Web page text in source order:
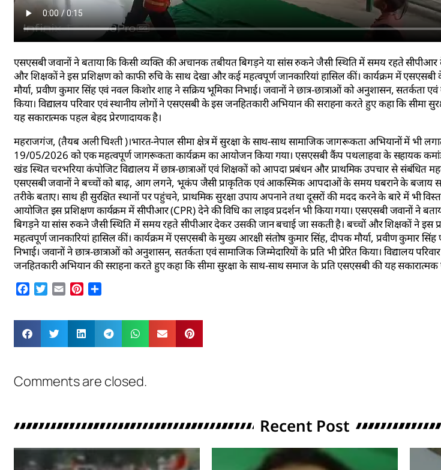
एसएसबी जवानों ने बताया कि किसी व्यक्ति की अचानक तबीयत बिगड़ने या सांस रुकने जैसी स्थिति में समय रहते
और शिक्षकों ने इस प्रशिक्षण को काफी रुचि के साथ देखा और कई महत्वपूर्ण जानकारियां हासिल कीं। कार्यक्रम में
मौर्या, प्रवीण कुमार सिंह एवं नवल किशोर शाह ने सक्रिय भूमिका निभाई। जवानों ने छात्र-छात्राओं को अनुशासन, सतर्कता एवं
किया। विद्यालय परिवार एवं स्थानीय लोगों ने एसएसबी के इस जनहितकारी अभियान की सराहना करते हुए कहा कि सीमा
यह सकारात्मक पहल बेहद प्रेरणादायक है।
महराजगंज, (तैयब अली चिश्ती )।भारत-नेपाल सीमा क्षेत्र में सुरक्षा के साथ-साथ सामाजिक जागरूकता अभियानों में भी
19/05/2026 को एक महत्वपूर्ण जागरूकता कार्यक्रम का आयोजन किया गया। एसएसबी कैंप पथलाहवा के सहायक
खंड स्थित चरभरिया कंपोजिट विद्यालय में छात्र-छात्राओं एवं शिक्षकों को आपदा प्रबंधन और प्राथमिक उपचार से संबंधित
एसएसबी जवानों ने बच्चों को बाढ़, आग लगने, भूकंप जैसी प्राकृतिक एवं आकस्मिक आपदाओं के समय घबराने के बजाय
तरीके बताए। साथ ही सुरक्षित स्थानों पर पहुंचने, प्राथमिक सुरक्षा उपाय अपनाने तथा दूसरों की मदद करने के बारे में भी
आयोजित इस प्रशिक्षण कार्यक्रम में सीपीआर (CPR) देने की विधि का लाइव प्रदर्शन भी किया गया। एसएसबी जवानों ने
बिगड़ने या सांस रुकने जैसी स्थिति में समय रहते सीपीआर देकर उसकी जान बचाई जा सकती है। बच्चों और शिक्षकों ने इस
महत्वपूर्ण जानकारियां हासिल कीं। कार्यक्रम में एसएसबी के मुख्य आरक्षी संतोष कुमार सिंह, दीपक मौर्या, प्रवीण कुमार
निभाई। जवानों ने छात्र-छात्राओं को अनुशासन, सतर्कता एवं सामाजिक जिम्मेदारियों के प्रति भी प्रेरित किया। विद्यालय
जनहितकारी अभियान की सराहना करते हुए कहा कि सीमा सुरक्षा के साथ-साथ समाज के प्रति एसएसबी की यह
Facebook
Twitter
Email Pinterest
Comments are closed.
Recent Post